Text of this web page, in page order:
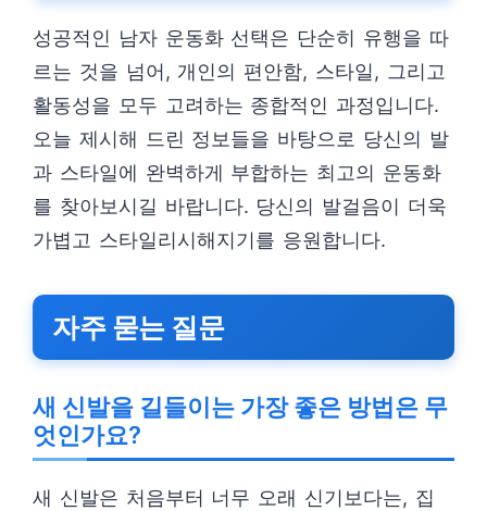
성공적인 남자 운동화 선택은 단순히 유행을 따
르는 것을 넘어, 개인의 편안함, 스타일, 그리고
활동성을 모두 고려하는 종합적인 과정입니다.
오늘 제시해 드린 정보들을 바탕으로 당신의 발
과 스타일에 완벽하게 부합하는 최고의 운동화
를 찾아보시길 바랍니다. 당신의 발걸음이 더욱
가볍고 스타일리시해지기를 응원합니다.
자주 묻는 질문
새 신발을 길들이는 가장 좋은 방법은 무
엇인가요?
새 신발은 처음부터 너무 오래 신기보다는, 집